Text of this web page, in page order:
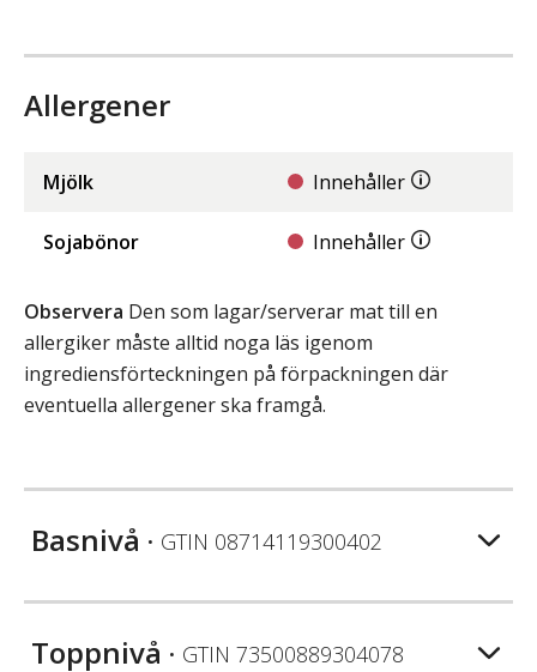
Allergener
Mjölk Innehåller
Sojabönor Innehåller
Observera Den som lagar/serverar mat till en
allergiker måste alltid noga läs igenom
ingrediensförteckningen på förpackningen där
eventuella allergener ska framgå.
Basnivå • GTIN 08714119300402
Toppnivå • GTIN 73500889304078